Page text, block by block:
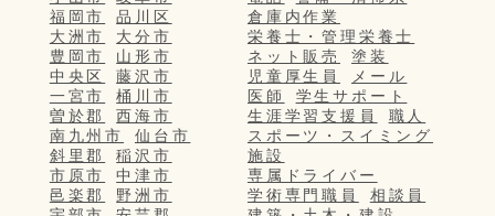
福岡市
品川区
大洲市
大分市
豊岡市
山形市
中央区
藤沢市
一宮市
桶川市
曽於郡
西海市
南九州市
仙台市
斜里郡
稲沢市
市原市
中津市
邑楽郡
野洲市
倉庫内作業
栄養士・管理栄養士
ネット販売
塗装
児童厚生員
メール
医師
学生サポート
生涯学習支援員
職人
スポーツ・スイミング
施設
専属ドライバー
学術専門職員
相談員